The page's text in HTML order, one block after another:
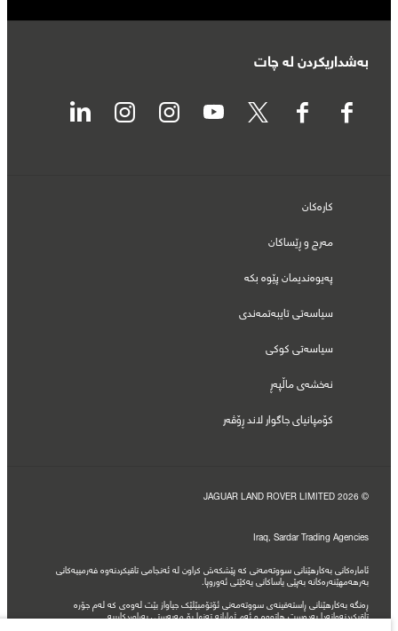
بەشداریکردن لە چات
کارەکان
مەرج و ڕێساکان
پەیوەندیمان پێوە بکە
سیاسەتی تایبەتمەندی
سیاسەتی کوکی
نەخشەی ماڵپەڕ
کۆمپانیای جاگوار لاند ڕۆڤەر
© JAGUAR LAND ROVER LIMITED 2026
Iraq, Sardar Trading Agencies
ئامارەکانی بەکارهێنانی سووتەمەنی کە پێشکەش کراون لە ئەنجامی تاقیکردنەوە فەرمییەکانی
بەرهەمهێنەرەکانە بەپێی یاساکانی یەکێتی ئەوروپا.
ڕەنگە بەکارهێنانی ڕاستەقینەی سووتەمەنی ئۆتۆمبێلێک جیاواز بێت لەوەی کە لەم جۆرە
تاقیکردنەوانەدا بەدەست هاتووە و ئەم ژمارانە تەنها بۆ مەبەستی بەراوردکارییە.